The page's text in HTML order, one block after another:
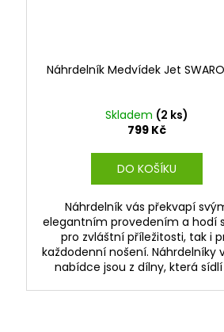
Náhrdelník Medvídek Jet
Skladem (2 ks)
799 Kč
DO KOŠÍKU
Náhrdelník vás překvapí
elegantním provedením a hodí
pro zvláštní příležitosti, tak i
každodenní nošení. Náhrdelníky
nabídce jsou z dílny, která sídlí